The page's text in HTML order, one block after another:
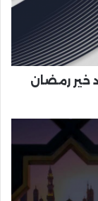
محمد خير رمضان